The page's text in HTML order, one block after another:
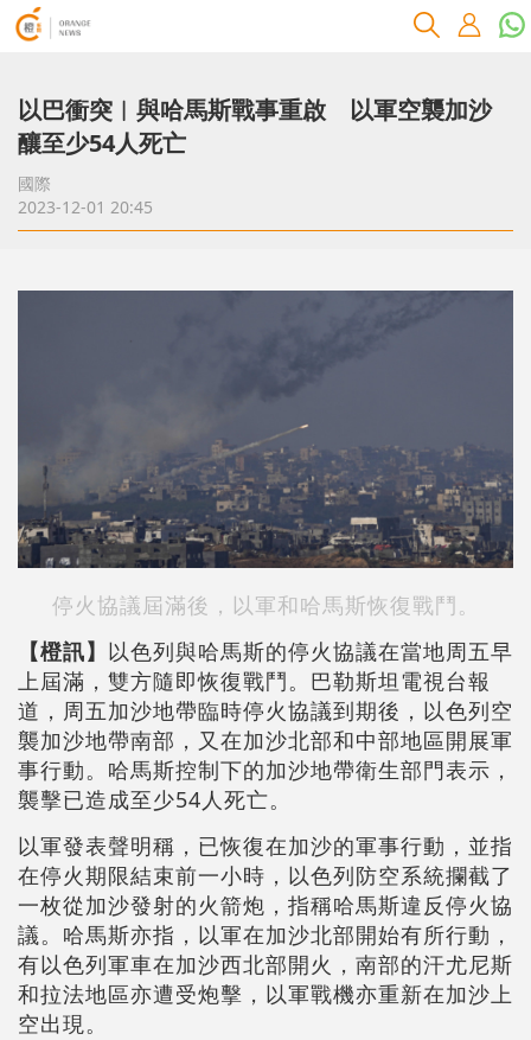
以巴衝突︱與哈馬斯戰事重啟 以軍空襲加沙
釀至少54人死亡
國際
2023-12-01 20:45
停火協議屆滿後，以軍和哈馬斯恢復戰鬥。
【橙訊】 以色列與哈馬斯的停火協議在當地周五早
上屆滿，雙方隨即恢復戰鬥。巴勒斯坦電視台報
道，周五加沙地帶臨時停火協議到期後，以色列空
襲加沙地帶南部，又在加沙北部和中部地區開展軍
事行動。哈馬斯控制下的加沙地帶衛生部門表示，
襲擊已造成至少54人死亡。
以軍發表聲明稱，已恢復在加沙的軍事行動，並指
在停火期限結束前一小時，以色列防空系統攔截了
一枚從加沙發射的火箭炮，指稱哈馬斯違反停火協
議。哈馬斯亦指，以軍在加沙北部開始有所行動，
有以色列軍車在加沙西北部開火，南部的汗尤尼斯
和拉法地區亦遭受炮擊，以軍戰機亦重新在加沙上
空出現。